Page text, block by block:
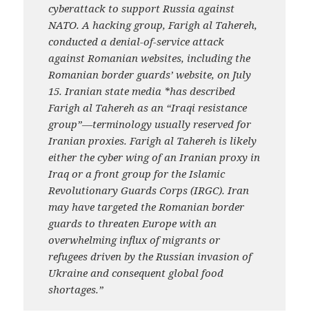
cyberattack to support Russia against
NATO. A hacking group, Farigh al Tahereh,
conducted a denial-of-service attack
against Romanian websites, including the
Romanian border guards’ website, on July
15. Iranian state media *has described
Farigh al Tahereh as an “Iraqi resistance
group”—terminology usually reserved for
Iranian proxies. Farigh al Tahereh is likely
either the cyber wing of an Iranian proxy in
Iraq or a front group for the Islamic
Revolutionary Guards Corps (IRGC). Iran
may have targeted the Romanian border
guards to threaten Europe with an
overwhelming influx of migrants or
refugees driven by the Russian invasion of
Ukraine and consequent global food
shortages.”